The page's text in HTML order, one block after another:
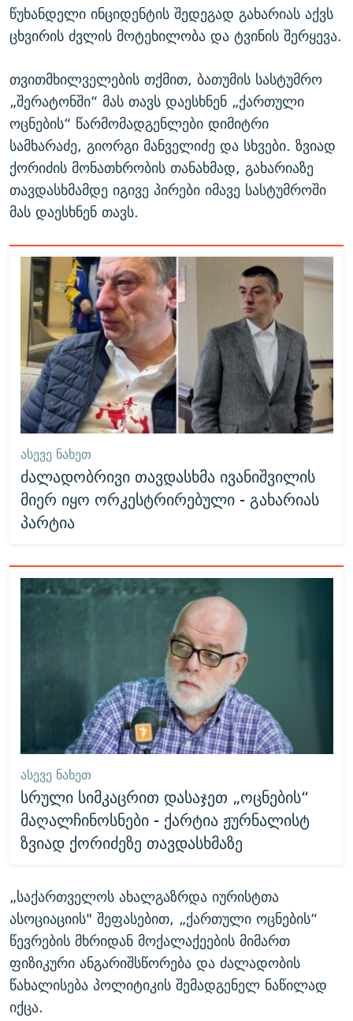
წუხანდელი ინციდენტის შედეგად გახარიას აქვს
ცხვირის ძვლის მოტეხილობა და ტვინის შერყევა.
თვითმხილველების თქმით, ბათუმის სასტუმრო
„შერატონში“ მას თავს დაესხნენ „ქართული
ოცნების“ წარმომადგენლები დიმიტრი
სამხარაძე, გიორგი მანველიძე და სხვები. ზვიად
ქორიძის მონათხრობის თანახმად, გახარიაზე
თავდასხმამდე იგივე პირები იმავე სასტუმროში
მას დაესხნენ თავს.
ᲐᲡᲔᲕᲔ ᲜᲐᲮᲔᲗ
ძალადობრივი თავდასხმა ივანიშვილის
მიერ იყო ორკესტრირებული - გახარიას
პარტია
ᲐᲡᲔᲕᲔ ᲜᲐᲮᲔᲗ
სრული სიმკაცრით დასაჯეთ „ოცნების“
მაღალჩინოსნები - ქარტია ჟურნალისტ
ზვიად ქორიძეზე თავდასხმაზე
„საქართველოს ახალგაზრდა იურისტთა
ასოციაციის" შეფასებით, „ქართული ოცნების“
წევრების მხრიდან მოქალაქეების მიმართ
ფიზიკური ანგარიშსწორება და ძალადობის
წახალისება პოლიტიკის შემადგენელ ნაწილად
იქცა.